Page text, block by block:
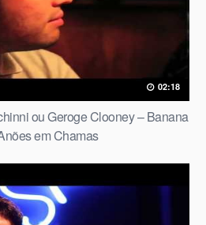
02:18
ou Geroge Clooney – Banana
em Chamas